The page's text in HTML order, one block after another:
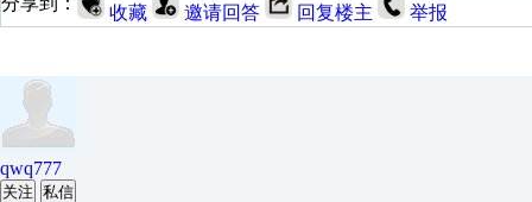
收藏 邀请回答 回复楼主 举报
qwq777
关注 私信